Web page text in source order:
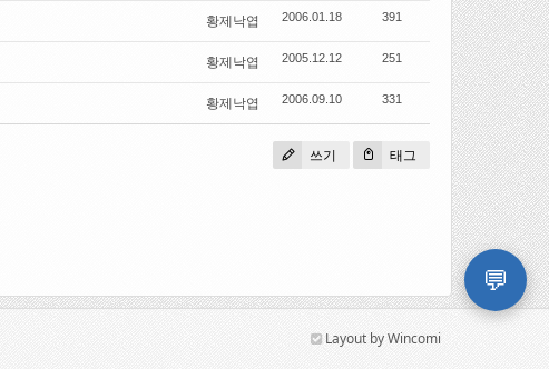
황제낙엽 2006.01.18 391
황제낙엽 2005.12.12 251
황제낙엽 2006.09.10 331
쓰기 태그
Layout by Wincomi
💬